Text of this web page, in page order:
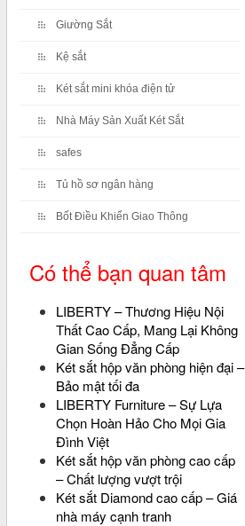
Giường Sắt
Kệ sắt
Két sắt mini khóa điện tử
Nhà Máy Sản Xuất Két Sắt
safes
Tủ hồ sơ ngân hàng
Bốt Điều Khiển Giao Thông
Có thể bạn quan tâm
LIBERTY – Thương Hiệu Nội
Thất Cao Cấp, Mang Lại Không
Gian Sống Đẳng Cấp
Két sắt hộp văn phòng hiện đại –
Bảo mật tối đa
LIBERTY Furniture – Sự Lựa
Chọn Hoàn Hảo Cho Mọi Gia
Đình Việt
Két sắt hộp văn phòng cao cấp
– Chất lượng vượt trội
Két sắt Diamond cao cấp – Giá
nhà máy cạnh tranh